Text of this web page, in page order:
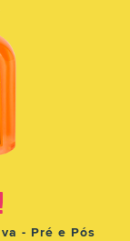
- Pré e Pós